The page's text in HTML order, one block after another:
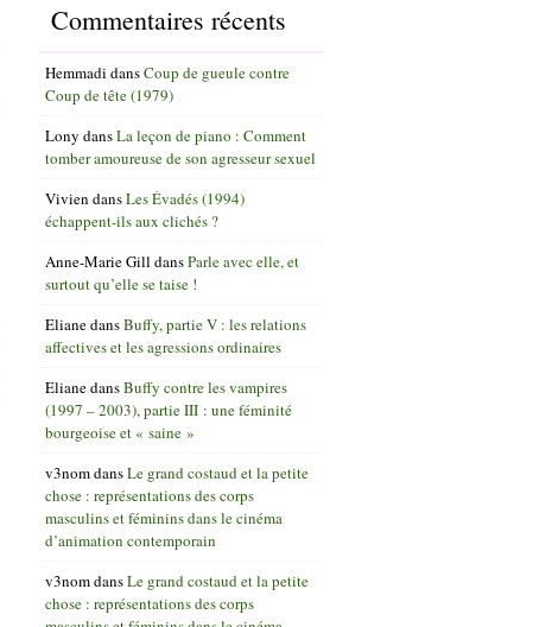
Commentaires récents
Hemmadi dansCoup de gueule contre
Coup de tête (1979)
Lony dansLa leçon de piano : Comment
tomber amoureuse de son agresseur sexuel
Vivien dansLes Évadés (1994)
échappent-ils aux clichés ?
Anne-Marie Gill dansParle avec elle, et
surtout qu’elle se taise !
ElianedansBuffy, partie V : les relations
affectives et les agressions ordinaires
ElianedansBuffy contre les vampires
(1997 – 2003), partie III : une féminité
bourgeoise et « saine »
v3nomdansLe grand costaud et la petite
chose : représentations des corps
masculins et féminins dans le cinéma
d’animation contemporain
v3nomdansLe grand costaud et la petite
chose : représentations des corps